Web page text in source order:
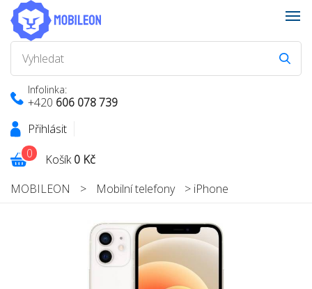
Infolinka:
+420 606 078 739
Přihlásit
Košík0 Kč
0
MOBILEON > Mobilní telefony > iPhone